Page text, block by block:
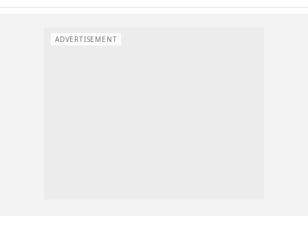
ADVERTISEMENT